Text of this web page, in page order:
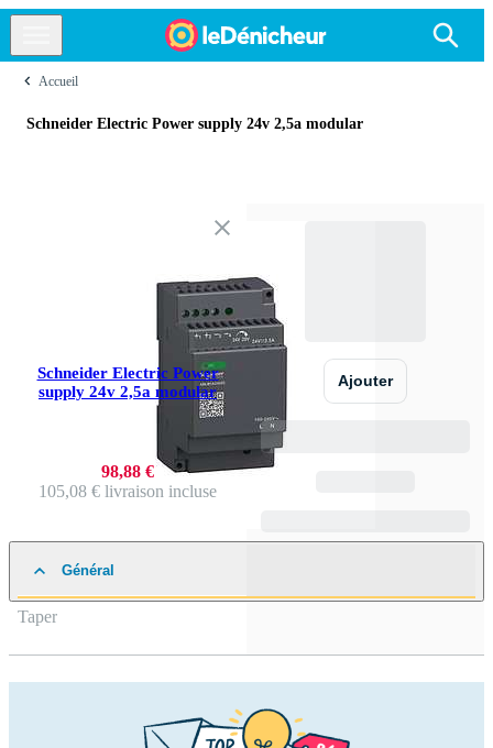
Accueil
Schneider Electric Power supply 24v 2,5a modular
Schneider Electric Power
supply 24v 2,5a modular
98,88 €
105,08 € livraison incluse
Ajouter
Général
Taper